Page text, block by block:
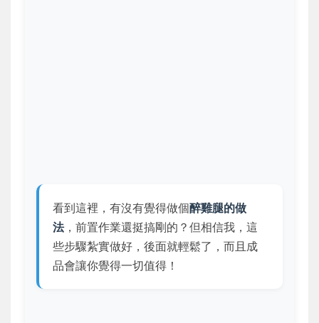
看到這裡，有沒有覺得做個醉雞腿的做
法，前置作業還挺搞剛的？但相信我，這
些步驟紮實做好，後面就輕鬆了，而且成
品會讓你覺得一切值得！